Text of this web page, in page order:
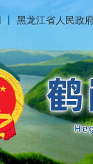
黑龙江省人民政